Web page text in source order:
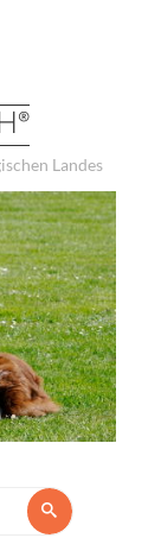
Landes
Suche